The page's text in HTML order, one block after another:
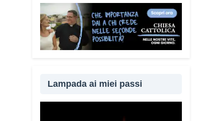
Lampada ai miei passi